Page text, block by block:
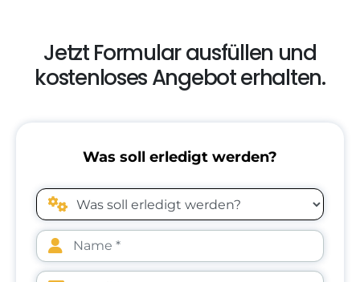
Jetzt Formular ausfüllen und
kostenloses Angebot erhalten.
Was soll erledigt werden?